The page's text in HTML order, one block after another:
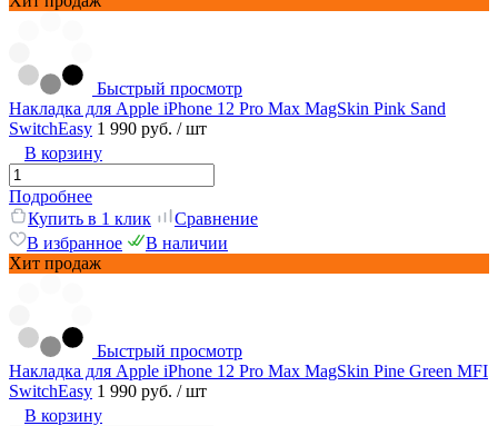
Быстрый просмотр
Накладка для Apple iPhone 12 Pro Max MagSkin Pink Sand
SwitchEasy 1 990 руб. / шт
В корзину
Подробнее
Купить в 1 клик
Сравнение
В избранное
В наличии
Хит продаж
Быстрый просмотр
Накладка для Apple iPhone 12 Pro Max MagSkin Pine Green MFI
SwitchEasy 1 990 руб. / шт
В корзину